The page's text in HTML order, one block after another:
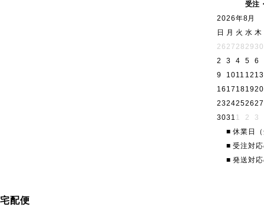
受注
2026年8月
日
月 火 水 木
26 27 28 29 30
2
3 4 5
6
9
1011 12 13
16 17 181920
2324252627
3031 1 2
3
■ 休業日
■ 受注対
■ 発送対
宅配便